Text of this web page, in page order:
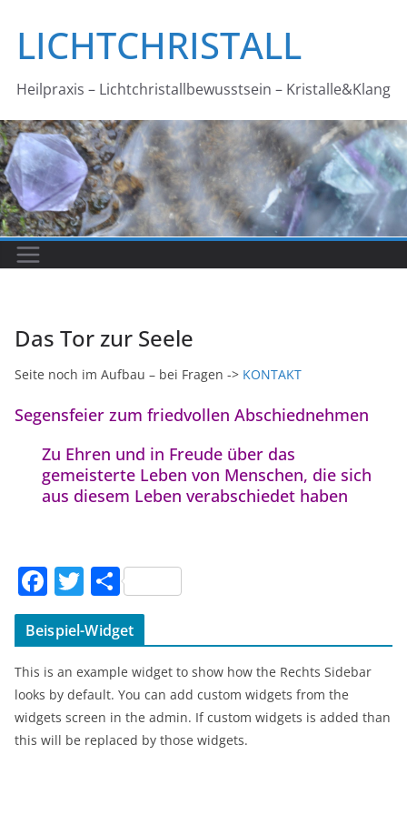
Inhalt
springen
LICHTCHRISTALL
Heilpraxis – Lichtchristallbewusstsein – Kristalle&Klang
Das Tor zur Seele
Seite noch im Aufbau – bei Fragen -> KONTAKT
Segensfeier zum friedvollen Abschiednehmen
Zu Ehren und in Freude über das
gemeisterte Leben von Menschen, die sich
aus diesem Leben verabschiedet haben
F
a
c
e
b
o
o
T
w
itt
er
T
ei
le
n
Beispiel-Widget
This is an example widget to show how the Rechts Sidebar
looks by default. You can add custom widgets from the
widgets screen in the admin. If custom widgets is added than
this will be replaced by those widgets.